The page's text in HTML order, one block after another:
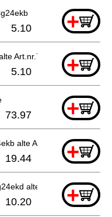
+
5.10
Art.nr.788-0651h-20
+
5.10
+
73.97
alte Art.nr. 442-25151-8
+
19.44
alte Art.nr. 476-25151-
+
10.20